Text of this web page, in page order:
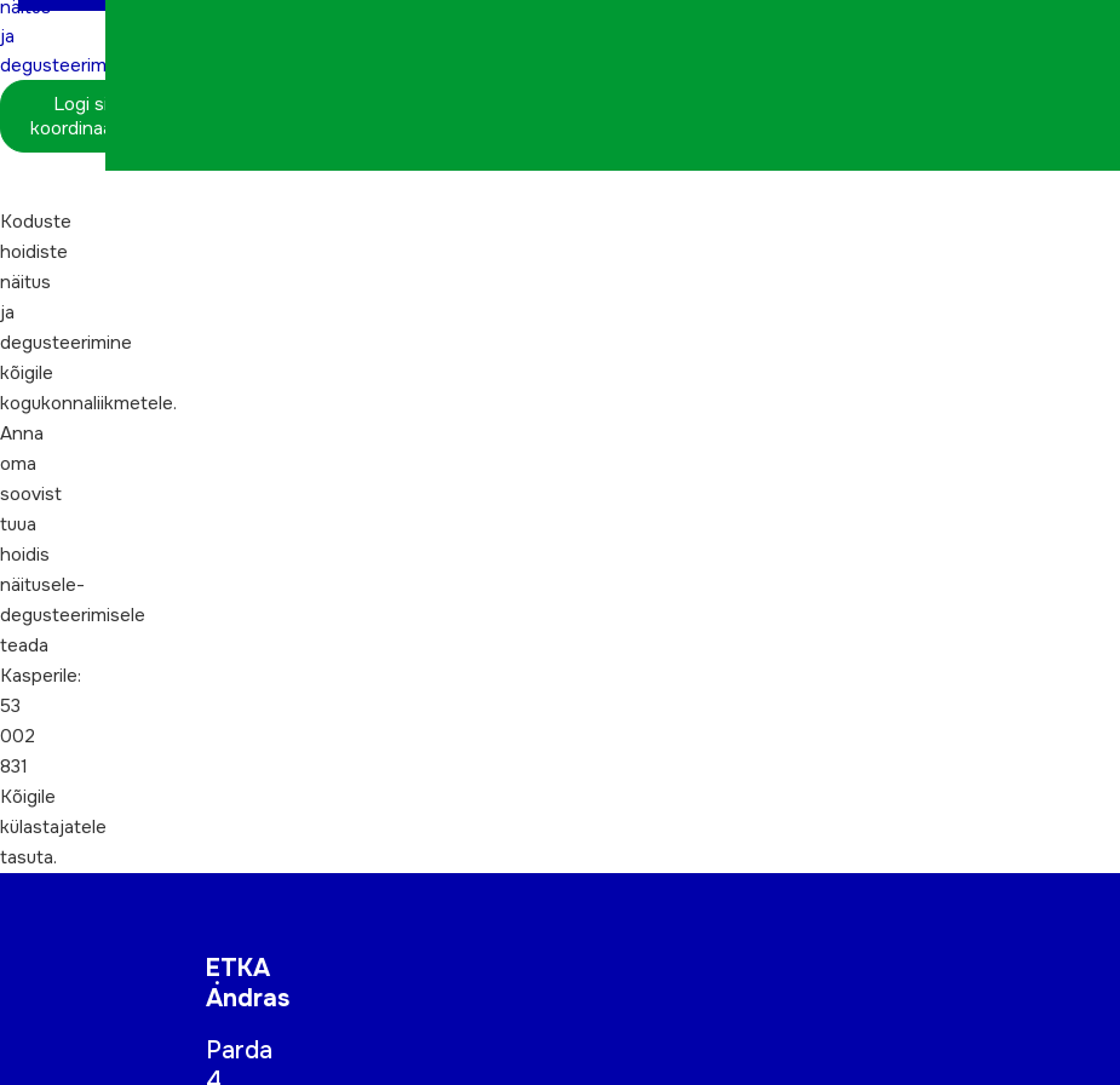
näitus
ja
degusteerimine
Logi sisse
koordinaatorina
Koduste
hoidiste
näitus
ja
degusteerimine
kõigile
kogukonnaliikmetele.
Anna
oma
soovist
tuua
hoidis
näitusele-
degusteerimisele
teada
Kasperile:
53
002
831
Kõigile
külastajatele
tasuta.
ETKA
Andras
Parda